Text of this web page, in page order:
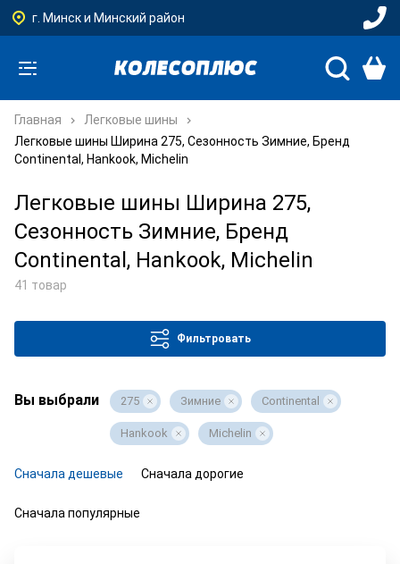
г. Минск и Минский район
Главная
Легковые шины
Легковые шины Ширина 275, Сезонность Зимние, Бренд
Continental, Hankook, Michelin
Легковые шины Ширина 275,
Сезонность Зимние, Бренд
Continental, Hankook, Michelin
41 товар
Фильтровать
Вы выбрали 275 Зимние Continental
Hankook Michelin
Сначала дешевые Сначала дорогие
Сначала популярные